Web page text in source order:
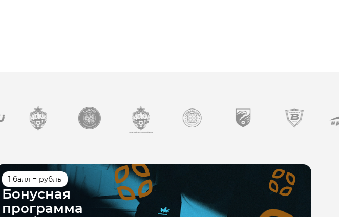
1 балл = рубль
Бонусная
программа